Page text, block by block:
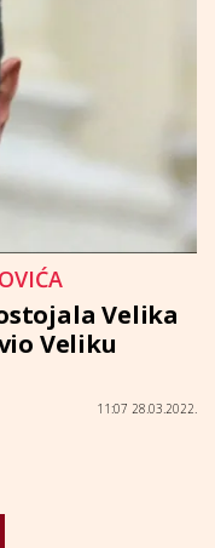
Velika
Veliku
11:07 28.03.2022.